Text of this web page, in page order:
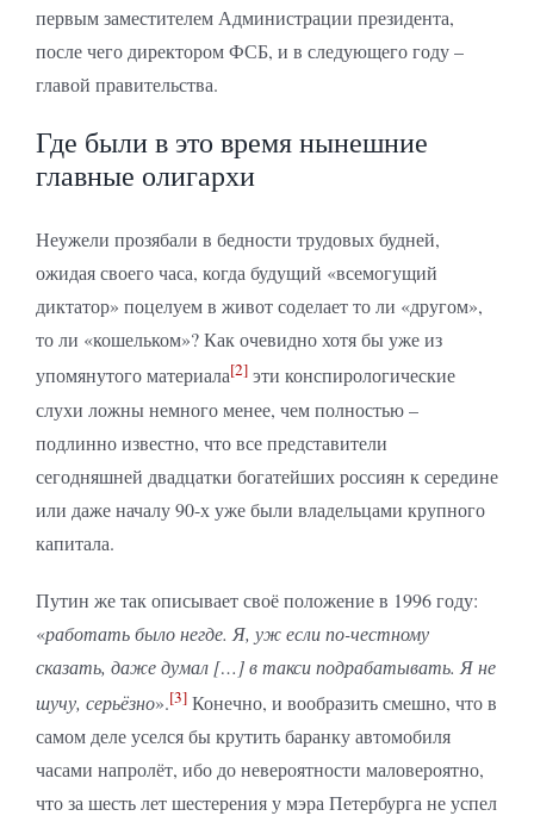
первым заместителем Администрации президента,
после чего директором ФСБ, и в следующего году –
главой правительства.
Где были в это время нынешние
главные олигархи
Неужели прозябали в бедности трудовых будней,
ожидая своего часа, когда будущий «всемогущий
диктатор» поцелуем в живот соделает то ли «другом»,
то ли «кошельком»? Как очевидно хотя бы уже из
упомянутого материала[2] эти конспирологические
слухи ложны немного менее, чем полностью –
подлинно известно, что все представители
сегодняшней двадцатки богатейших россиян к середине
или даже началу 90-х уже были владельцами крупного
капитала.
Путин же так описывает своё положение в 1996 году:
«работать было негде. Я, уж если по-честному
сказать, даже думал […] в такси подрабатывать. Я не
шучу, серьёзно».[3] Конечно, и вообразить смешно, что в
самом деле уселся бы крутить баранку автомобиля
часами напролёт, ибо до невероятности маловероятно,
что за шесть лет шестерения у мэра Петербурга не успел